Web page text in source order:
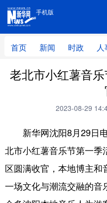
手机版
首页 新闻 时政 人
手机版
首页 新闻
体育 视频
地方频道
老北市小红薯音
2023-08-29
新华网沈阳8月29日电
北市小红薯音乐节第一季
区圆满收官，本地博主
一场文化与潮流交融的音